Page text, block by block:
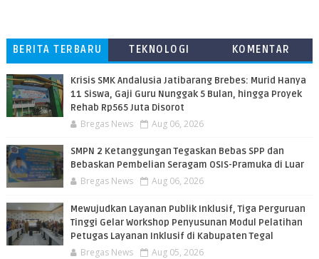
BERITA TERBARU TEKNOLOGI
KOMENTAR
Krisis SMK Andalusia Jatibarang Brebes: Murid Hanya
11 Siswa, Gaji Guru Nunggak 5 Bulan, hingga Proyek
Rehab Rp565 Juta Disorot
Bregas News Aug 06, 2026
SMPN 2 Ketanggungan Tegaskan Bebas SPP dan
Bebaskan Pembelian Seragam OSIS-Pramuka di Luar
Bregas News Aug 06, 2026
​Mewujudkan Layanan Publik Inklusif, Tiga Perguruan
Tinggi Gelar Workshop Penyusunan Modul Pelatihan
Petugas Layanan Inklusif di Kabupaten Tegal
Bregas News Aug 05, 2026